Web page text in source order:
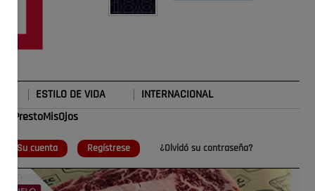
ESTILO DE VIDA INTERNACIONAL
Su cuenta Regístrese ¿Olvidó su contraseña?